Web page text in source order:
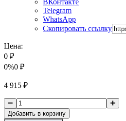
Telegram
WhatsApp
Скопировать ссылку
Цена:
0 ₽
0%0 ₽
4 915 ₽
Добавить в корзину